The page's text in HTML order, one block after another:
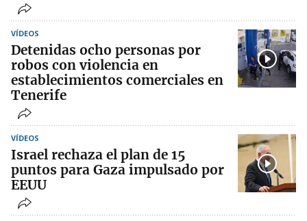
VÍDEOS
Detenidas ocho personas por
robos con violencia en
establecimientos comerciales en
Tenerife
VÍDEOS
Israel rechaza el plan de 15
puntos para Gaza impulsado por
EEUU